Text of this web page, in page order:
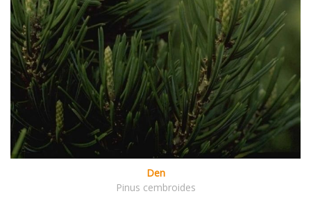
Den
Pinus cembroides